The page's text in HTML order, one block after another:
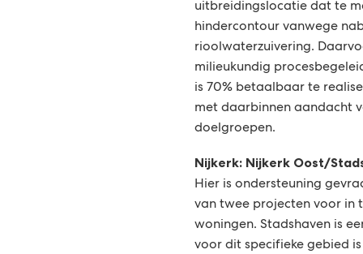
uitbreidingslocatie dat te
hindercontour vanwege
rioolwaterzuivering.
milieukundig
is 70% betaalbaar te
met daarbinnen aandacht
doelgroepen.
Nijkerk: Nijkerk Oost/
Hier is ondersteuning
van twee projecten voor in
woningen. Stadshaven is
voor dit specifieke gebied